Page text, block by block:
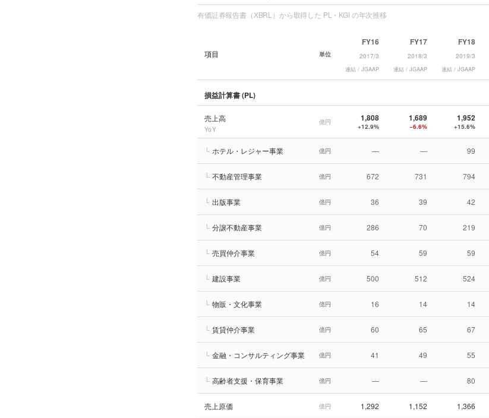
有価証券報告書（XBRL）から取得した PL・KGI の年次推移
項目 単位
FY16
2017/3
連結 / JGAAP
FY17
2018/3
連結 / JGAAP
FY18
2019/3
連結 / JGAAP
損益計算書 (PL)
売上高
YoY
億円 1,808
+12.9%
1,689
−6.6%
1,952
+15.6%
└ ホテル・レジャー事業 億円 — — 99
└ 不動産管理事業 億円 672 731 794
└ 出版事業 億円 36 39 42
└ 分譲不動産事業 億円 286 70 219
└ 売買仲介事業 億円 54 59 59
└ 建設事業 億円 500 512 524
└ 物販・文化事業 億円 16 14 14
└ 賃貸仲介事業 億円 60 65 67
└ 金融・コンサルティング事業 億円 41 49 55
└ 高齢者支援・保育事業 億円 — — 80
売上原価 億円 1,292 1,152 1,366